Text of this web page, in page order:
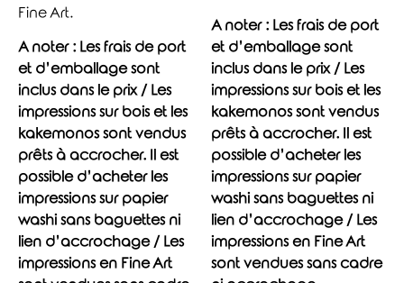
Fine Art.
A noter : Les frais de port
et d’emballage sont
inclus dans le prix / Les
impressions sur bois et les
kakemonos sont vendus
prêts à accrocher. Il est
possible d’acheter les
impressions sur papier
washi sans baguettes ni
lien d’accrochage / Les
impressions en Fine Art
A noter : Les frais de port
et d’emballage sont
inclus dans le prix / Les
impressions sur bois et les
kakemonos sont vendus
prêts à accrocher. Il est
possible d’acheter les
impressions sur papier
washi sans baguettes ni
lien d’accrochage / Les
impressions en Fine Art
sont vendues sans cadre